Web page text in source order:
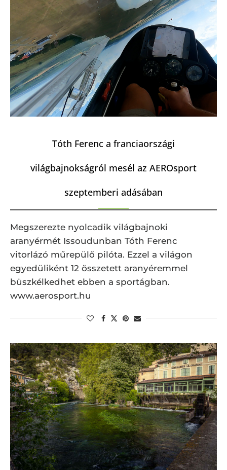
Tóth Ferenc a franciaországi
világbajnokságról mesél az AEROsport
szeptemberi adásában
Megszerezte nyolcadik világbajnoki
aranyérmét Issoudunban Tóth Ferenc
vitorlázó műrepülő pilóta. Ezzel a világon
egyedüliként 12 összetett aranyéremmel
büszkélkedhet ebben a sportágban.
www.aerosport.hu